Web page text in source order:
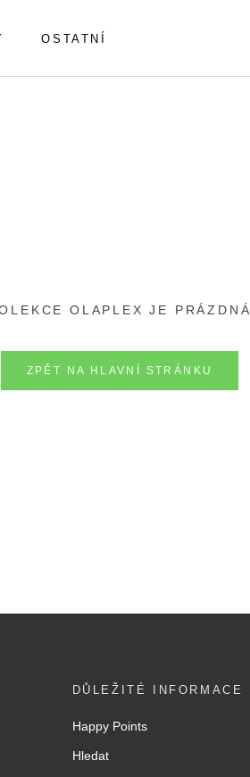
OSTATNÍ
OLAPLEX JE PRÁZDNÁ
ZPĚT NA HLAVNÍ STRÁNKU
DŮLEŽITÉ INFORMACE
Happy Points
Hledat